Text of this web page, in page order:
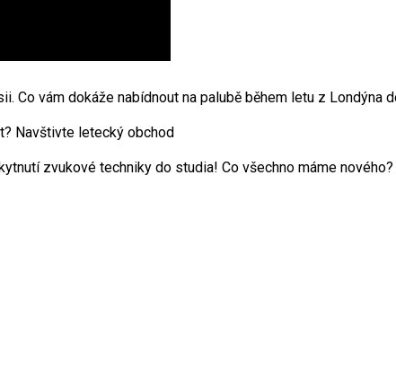
Co vám dokáže nabídnout na palubě během letu z Londýna
Navštivte letecký obchod
zvukové techniky do studia! Co všechno máme nového?